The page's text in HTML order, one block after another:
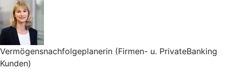
Vermögensnachfolgeplanerin (Firmen- u. PrivateBanking
Kunden)